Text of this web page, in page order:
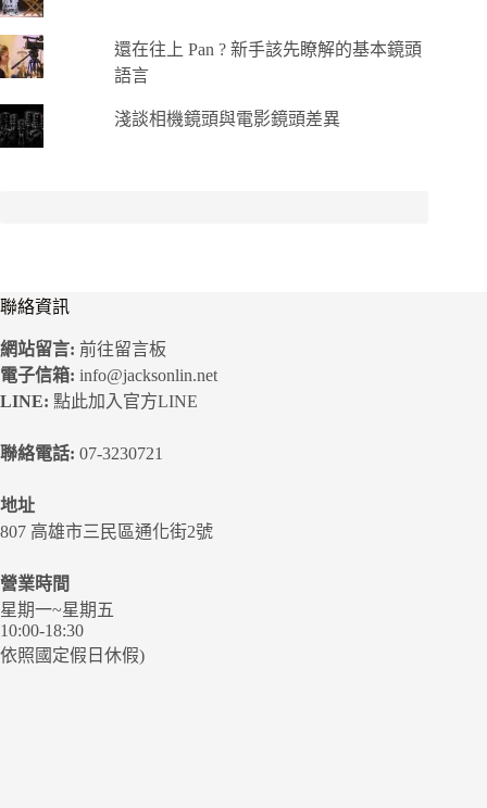
還在往上 Pan ? 新手該先瞭解的基本鏡頭
語言
淺談相機鏡頭與電影鏡頭差異
聯絡資訊
網站留言: 前往留言板
電子信箱: info@jacksonlin.net
LINE: 點此加入官方LINE
聯絡電話: 07-3230721
地址
807 高雄市三民區通化街2號
營業時間
星期一~星期五
10:00-18:30
依照國定假日休假)